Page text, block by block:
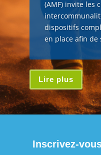
(AMF) invite les
dispositifs
en place afin de
Lire plus
Inscrivez-